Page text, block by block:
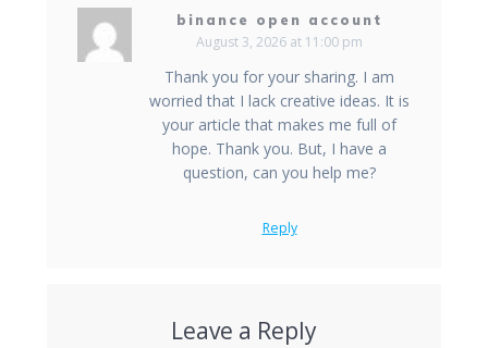
binance open account
August 3, 2026 at 11:00 pm
Thank you for your sharing. I am
worried that I lack creative ideas. It is
your article that makes me full of
hope. Thank you. But, I have a
question, can you help me?
Reply
Leave a Reply